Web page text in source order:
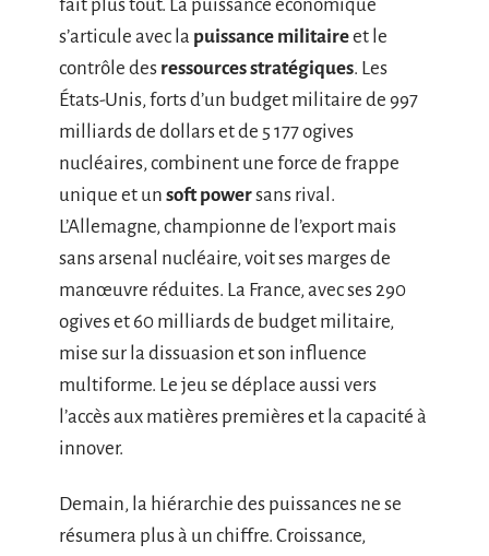
fait plus tout. La puissance économique
s’articule avec la puissance militaireet le
contrôle des ressources stratégiques. Les
États-Unis, forts d’un budget militaire de 997
milliards de dollars et de 5 177 ogives
nucléaires, combinent une force de frappe
unique et un soft powersans rival.
L’Allemagne, championne de l’export mais
sans arsenal nucléaire, voit ses marges de
manœuvre réduites. La France, avec ses 290
ogives et 60 milliards de budget militaire,
mise sur la dissuasion et son influence
multiforme. Le jeu se déplace aussi vers
l’accès aux matières premières et la capacité à
innover.
Demain, la hiérarchie des puissances ne se
résumera plus à un chiffre. Croissance,